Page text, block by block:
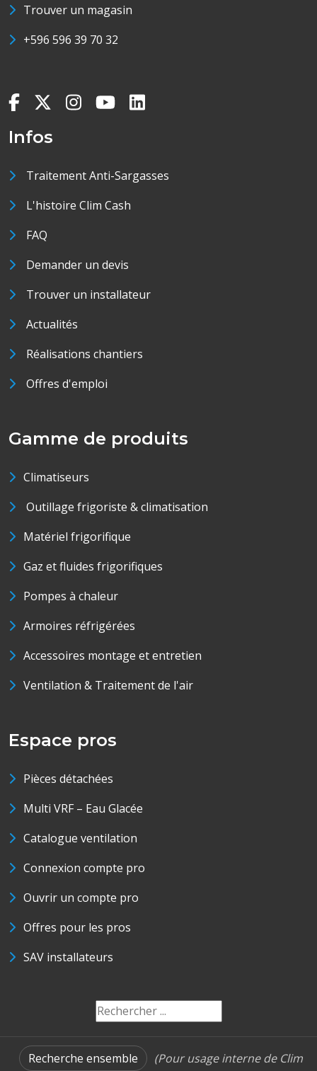
Trouver un magasin
+596 596 39 70 32
Infos
Traitement Anti-Sargasses
L'histoire Clim Cash
FAQ
Demander un devis
Trouver un installateur
Actualités
Réalisations chantiers
Offres d'emploi
Gamme de produits
Climatiseurs
Outillage frigoriste & climatisation
Matériel frigorifique
Gaz et fluides frigorifiques
Pompes à chaleur
Armoires réfrigérées
Accessoires montage et entretien
Ventilation & Traitement de l'air
Espace pros
Pièces détachées
Multi VRF – Eau Glacée
Catalogue ventilation
Connexion compte pro
Ouvrir un compte pro
Offres pour les pros
SAV installateurs
Recherche ensemble (Pour usage interne de Clim